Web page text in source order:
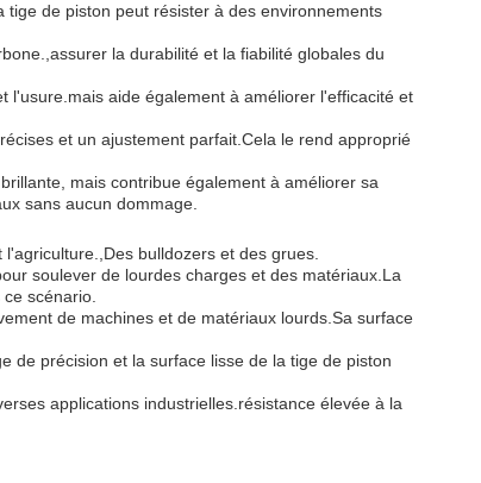
de piston peut résister à des environnements
la durabilité et la fiabilité globales du
l'usure.mais aide également à améliorer l'efficacité et
et un ajustement parfait.Cela le rend approprié
mais contribue également à améliorer sa
sans aucun dommage.
bulldozers et des grues.
soulever de lourdes charges et des matériaux.La
scénario.
de machines et de matériaux lourds.Sa surface
de précision et la surface lisse de la tige de piston
applications industrielles.résistance élevée à la